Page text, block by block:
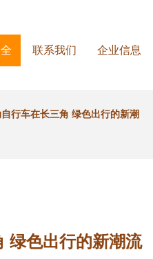
联系我们 企业信息
行车在长三角 绿色出行的新潮
绿色出行的新潮流